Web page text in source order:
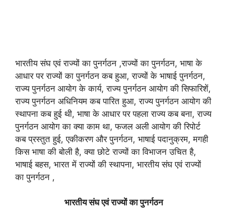
भारतीय संघ एवं राज्यों का पुनर्गठन ,राज्यों का पुनर्गठन, भाषा के
आधार पर राज्यों का पुनर्गठन कब हुआ, राज्यों के भाषाई पुनर्गठन,
राज्य पुनर्गठन आयोग के कार्य, राज्य पुनर्गठन आयोग की सिफारिशें,
राज्य पुनर्गठन अधिनियम कब पारित हुआ, राज्य पुनर्गठन आयोग की
स्थापना कब हुई थी, भाषा के आधार पर पहला राज्य कब बना, राज्य
पुनर्गठन आयोग का क्या काम था, फजल अली आयोग की रिपोर्ट
कब प्रस्तुत हुई, एकीकरण और पुनर्गठन, भाषाई पदानुक्रम, मगही
किस भाषा की बोली है, क्या छोटे राज्यों का विभाजन उचित है,
भाषाई बहस, भारत में राज्यों की स्थापना, भारतीय संघ एवं राज्यों
का पुनर्गठन ,
भारतीय संघ एवं राज्यों का पुनर्गठन